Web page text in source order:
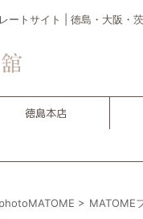
ートサイト | 徳島・大阪・
徳島本店
> MATOME